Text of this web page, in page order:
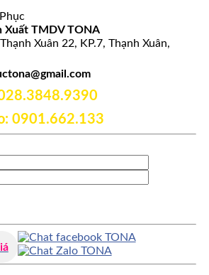
Xuất TMDV TONA
Xuân 22, KP.7, Thạnh Xuân,
0901.662.133